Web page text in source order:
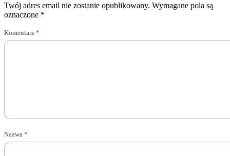
Twój adres email nie zostanie opublikowany. Wymagane pola są
oznaczone *
Komentarz *
Nazwa *